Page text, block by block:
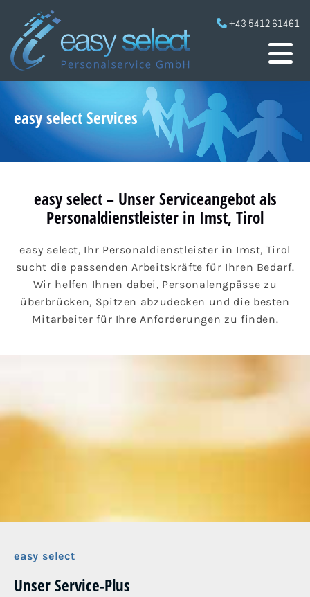
 +43 5412 61461
easy select Services
easy select – Unser Serviceangebot als
Personaldienstleister in Imst, Tirol
easy select, Ihr Personaldienstleister in Imst, Tirol
sucht die passenden Arbeitskräfte für Ihren Bedarf.
Wir helfen Ihnen dabei, Personalengpässe zu
überbrücken, Spitzen abzudecken und die besten
Mitarbeiter für Ihre Anforderungen zu finden.
easy select
Unser Service-Plus